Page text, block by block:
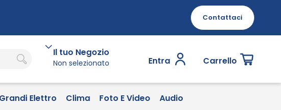
Contattaci
Il tuo Negozio
Non selezionato Entra Carrello
Grandi Elettro Clima Foto E Video Audio